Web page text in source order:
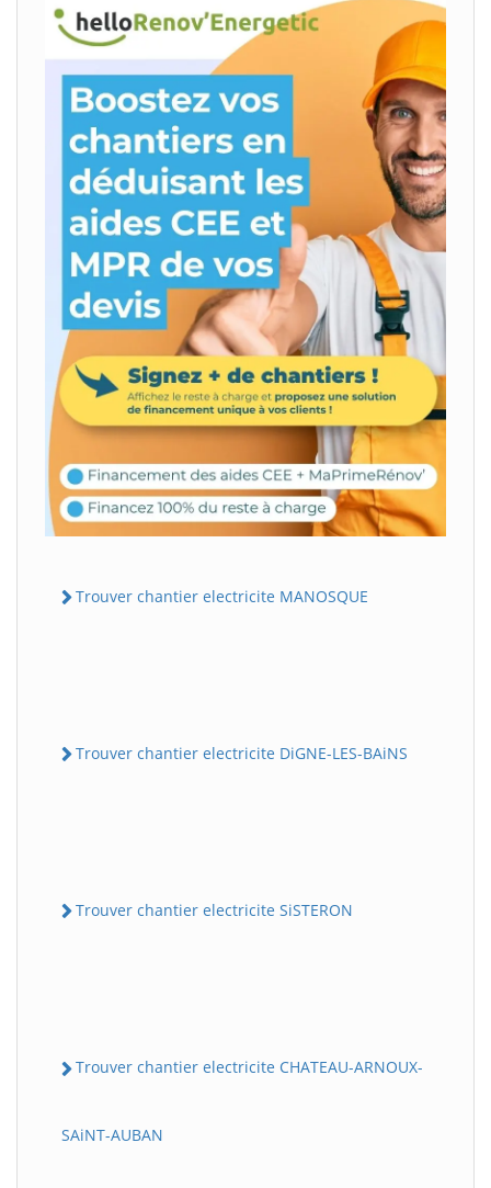
Trouver chantier electricite MANOSQUE
Trouver chantier electricite DiGNE-LES-BAiNS
Trouver chantier electricite SiSTERON
Trouver chantier electricite CHATEAU-ARNOUX-
SAiNT-AUBAN